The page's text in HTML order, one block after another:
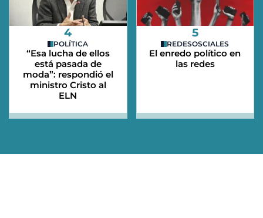
4
POLÍTICA
“Esa lucha de ellos
está pasada de
moda”: respondió el
ministro Cristo al
ELN
5
REDESOSCIALES
El enredo político en
las redes